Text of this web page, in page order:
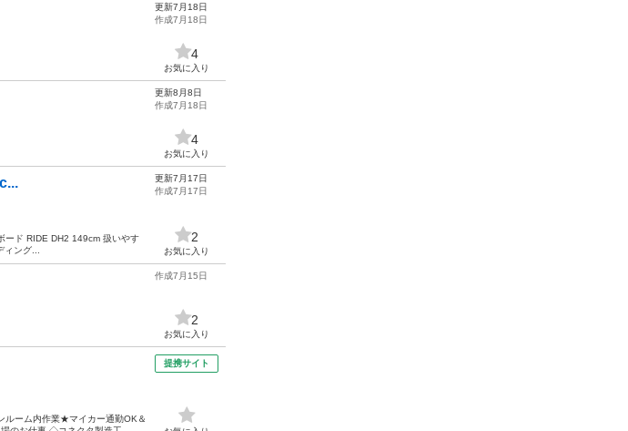
更新7月18日
作成7月18日
4
お気に入り
更新8月8日
作成7月18日
4
お気に入り
ド RIDE DH2 149cm 扱いやす
ング...
更新7月17日
作成7月17日
2
お気に入り
作成7月15日
2
お気に入り
ルーム内作業★マイカー通勤OK＆
提携サイト